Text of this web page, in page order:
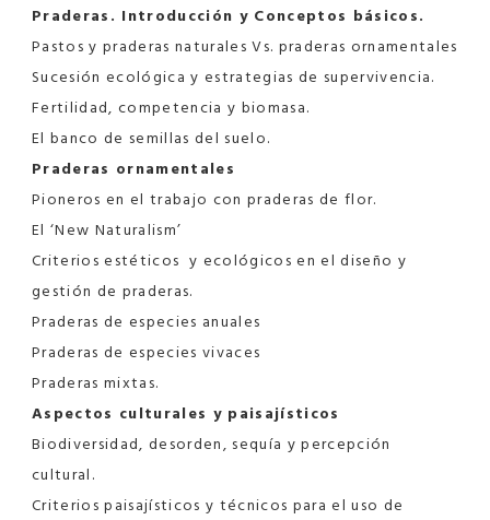
Praderas. Introducción y Conceptos básicos.
Pastos y praderas naturales Vs. praderas ornamentales
Sucesión ecológica y estrategias de supervivencia.
Fertilidad, competencia y biomasa.
El banco de semillas del suelo.
Praderas ornamentales
Pioneros en el trabajo con praderas de flor.
El ‘New Naturalism’
Criterios estéticos y ecológicos en el diseño y
gestión de praderas.
Praderas de especies anuales
Praderas de especies vivaces
Praderas mixtas.
Aspectos culturales y paisajísticos
Biodiversidad, desorden, sequía y percepción
cultural.
Criterios paisajísticos y técnicos para el uso de